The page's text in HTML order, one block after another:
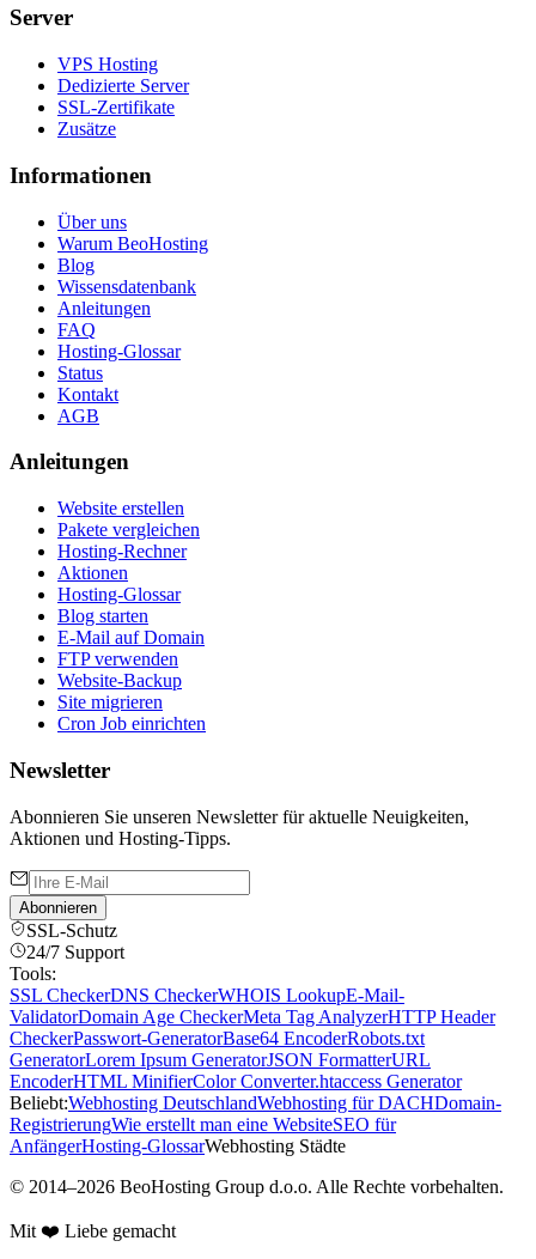
Server
VPS Hosting
Dedizierte Server
SSL-Zertifikate
Zusätze
Informationen
Über uns
Warum BeoHosting
Blog
Wissensdatenbank
Anleitungen
FAQ
Hosting-Glossar
Status
Kontakt
AGB
Anleitungen
Website erstellen
Pakete vergleichen
Hosting-Rechner
Aktionen
Hosting-Glossar
Blog starten
E-Mail auf Domain
FTP verwenden
Website-Backup
Site migrieren
Cron Job einrichten
Newsletter
Abonnieren Sie unseren Newsletter für aktuelle Neuigkeiten,
Aktionen und Hosting-Tipps.
Abonnieren
SSL-Schutz
24/7 Support
Tools:
SSL CheckerDNS CheckerWHOIS LookupE-Mail-
ValidatorDomain Age CheckerMeta Tag AnalyzerHTTP Header
CheckerPasswort-GeneratorBase64 EncoderRobots.txt
GeneratorLorem Ipsum GeneratorJSON FormatterURL
EncoderHTML MinifierColor Converter.htaccess Generator
Beliebt:Webhosting DeutschlandWebhosting für DACHDomain-
RegistrierungWie erstellt man eine WebsiteSEO für
AnfängerHosting-GlossarWebhosting Städte
© 2014–2026 BeoHosting Group d.o.o. Alle Rechte vorbehalten.
Mit ❤️ Liebe gemacht